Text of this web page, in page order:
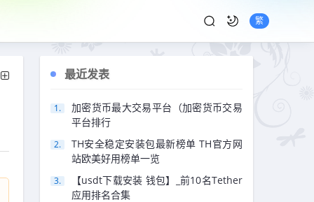
繁
最近发表
加密货币最大交易平台（加密货币交易
平台排行
TH安全稳定安装包最新榜单 TH官方网
站欧美好用榜单一览
【usdt下载安装 钱包】_前10名Tether
应用排名合集